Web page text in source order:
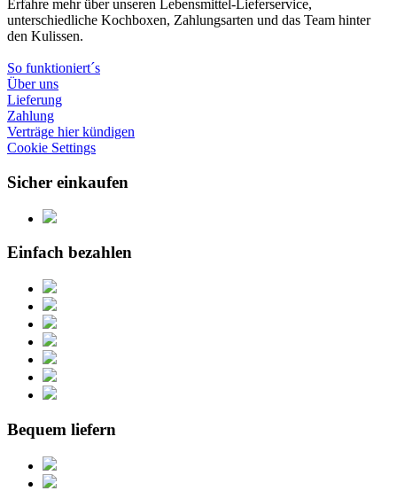
Erfahre mehr über unseren Lebensmittel-Lieferservice,
unterschiedliche Kochboxen, Zahlungsarten und das Team hinter
den Kulissen.
So funktioniert´s
Über uns
Lieferung
Zahlung
Verträge hier kündigen
Cookie Settings
Sicher einkaufen
Einfach bezahlen
Bequem liefern